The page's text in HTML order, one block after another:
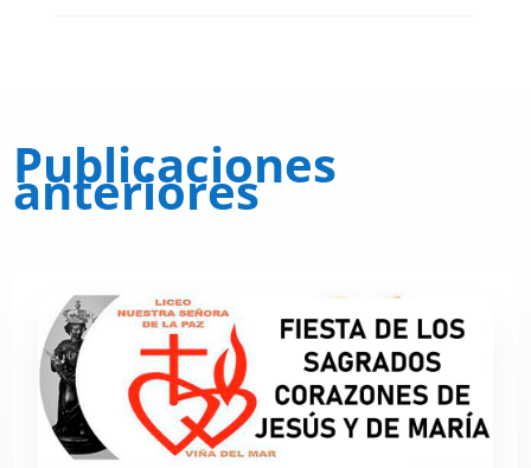
Publicaciones
anteriores